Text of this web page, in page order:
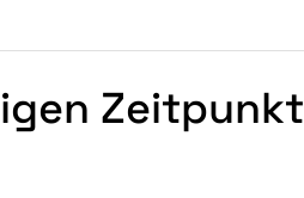
Zeitpunkt